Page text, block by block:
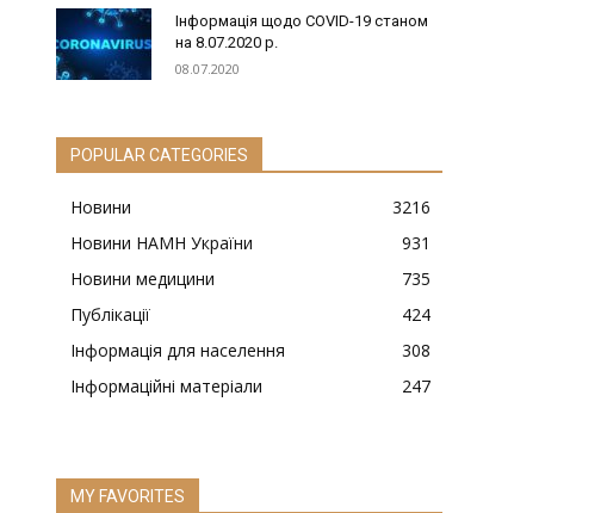
Інформація щодо COVID-19 станом
на 8.07.2020 р.
08.07.2020
POPULAR CATEGORIES
Новини
3216
Новини НАМН України
931
Новини медицини
735
Публікації
424
Інформація для населення
308
Інформаційні матеріали
247
MY FAVORITES